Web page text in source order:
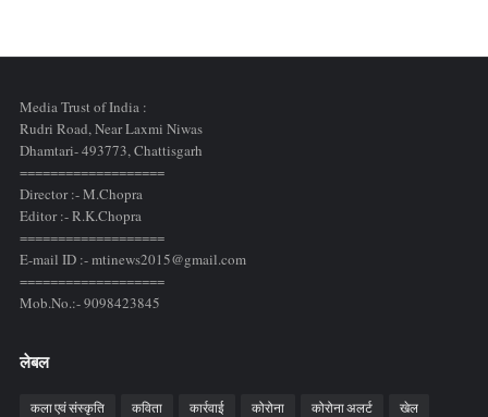
Media Trust of India :
Rudri Road, Near Laxmi Niwas
Dhamtari- 493773,Chattisgarh
===================
Director :- M.Chopra
Editor :- R.K.Chopra
===================
E-mail ID :- mtinews2015@gmail.com
===================
Mob.No.:- 9098423845
लेबल
कला एवं संस्कृति कविता कार्रवाई कोरोना कोरोना अलर्ट खेल